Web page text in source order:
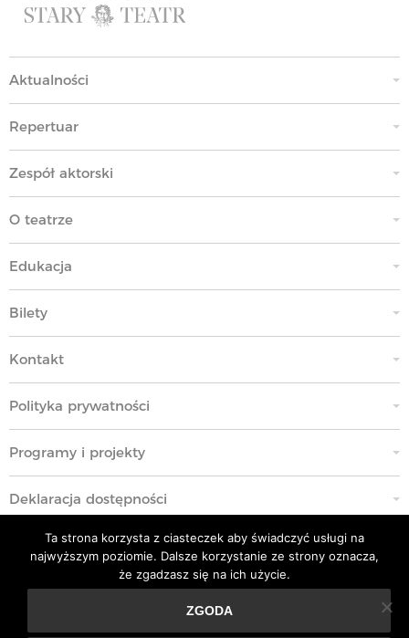
Aktualności
Repertuar
Zespół aktorski
O teatrze
Edukacja
Bilety
Kontakt
Polityka prywatności
Programy i projekty
Deklaracja dostępności
Standardy Ochrony Małoletnich
Polityka przeciwko molestowaniu w miejscu pracy
Ta strona korzysta z ciasteczek aby świadczyć usługi na
najwyższym poziomie. Dalsze korzystanie ze strony oznacza,
że zgadzasz się na ich użycie.
ZGODA
Ta strona korzysta z ciasteczek aby świadczyć usługi na